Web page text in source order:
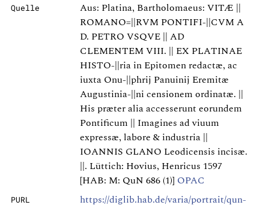
Quelle
Aus: Platina, Bartholomaeus: VITÆ ||
ROMANO=||RVM PONTIFI-||CVM A
D. PETRO VSQVE || AD
CLEMENTEM VIII. || EX PLATINAE
HISTO-||ria in Epitomen redactæ, ac
iuxta Onu-||phrij Panuinij Eremitæ
Augustinia-||ni censionem ordinatæ. ||
His præter alia accesserunt eorundem
Pontificum || Imagines ad viuum
expressæ, labore & industria ||
IOANNIS GLANO Leodicensis incisæ.
||. Lüttich: Hovius, Henricus 1597
[HAB: M: QuN 686 (1)] OPAC
PURL
https://diglib.hab.de/varia/portrait/qun-